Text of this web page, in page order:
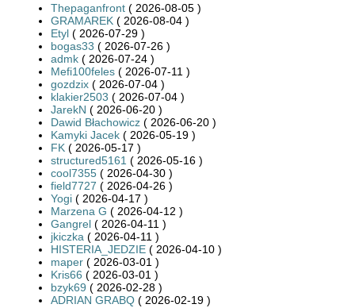
Thepaganfront ( 2026-08-05 )
GRAMAREK ( 2026-08-04 )
Etyl ( 2026-07-29 )
bogas33 ( 2026-07-26 )
admk ( 2026-07-24 )
Mefi100feles ( 2026-07-11 )
gozdzix ( 2026-07-04 )
klakier2503 ( 2026-07-04 )
JarekN ( 2026-06-20 )
Dawid Błachowicz ( 2026-06-20 )
Kamyki Jacek ( 2026-05-19 )
FK ( 2026-05-17 )
structured5161 ( 2026-05-16 )
cool7355 ( 2026-04-30 )
field7727 ( 2026-04-26 )
Yogi ( 2026-04-17 )
Marzena G ( 2026-04-12 )
Gangrel ( 2026-04-11 )
jkiczka ( 2026-04-11 )
HISTERIA_JEDZIE ( 2026-04-10 )
maper ( 2026-03-01 )
Kris66 ( 2026-03-01 )
bzyk69 ( 2026-02-28 )
ADRIAN GRABQ ( 2026-02-19 )